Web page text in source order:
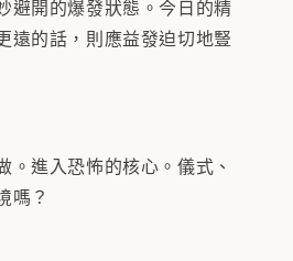
避開的爆發狀態。今日的精
遠的話，則應益發迫切地豎
進入恐怖的核心。儀式、
嗎？